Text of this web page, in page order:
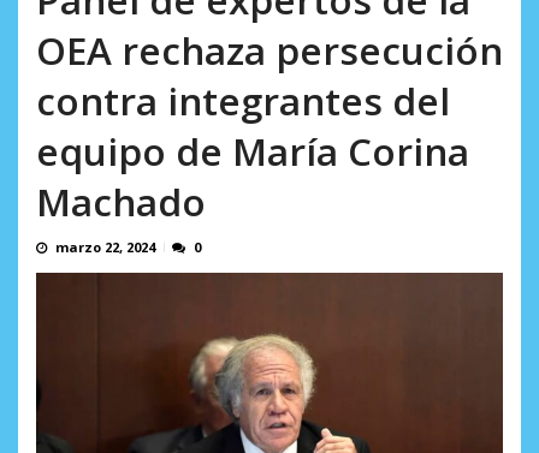
OEA rechaza persecución
contra integrantes del
equipo de María Corina
Machado
marzo 22, 2024 0